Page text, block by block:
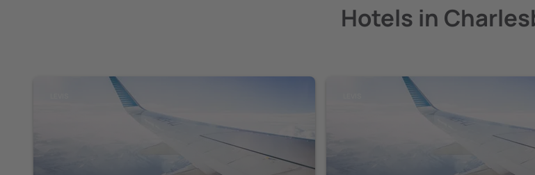
Hotels in